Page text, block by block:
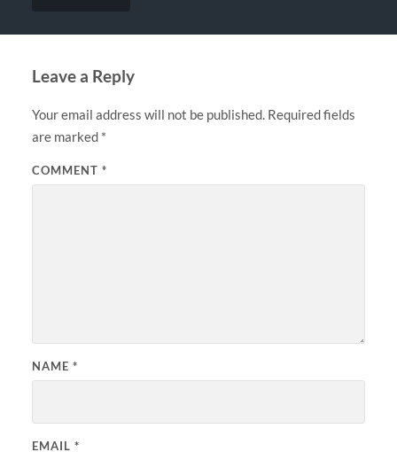
Leave a Reply
Your email address will not be published. Required fields
are marked *
COMMENT *
NAME *
EMAIL *